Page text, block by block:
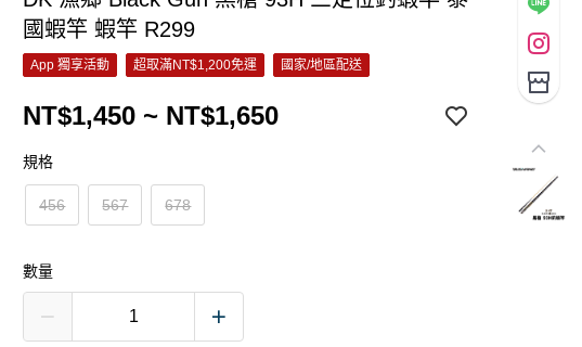
國蝦竿 蝦竿 R299
App 獨享活動 超取滿NT$1,200免運 國家/地區配送
NT$1,450 ~ NT$1,650
規格
456 567 678
數量